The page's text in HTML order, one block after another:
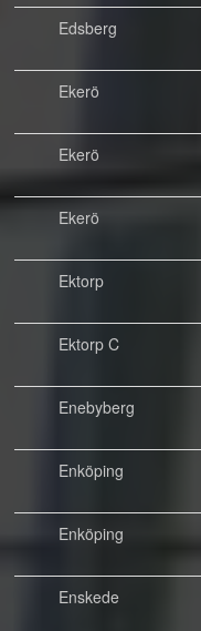
Edsberg
Ekerö
Ekerö
Ekerö
Ektorp
Ektorp C
Enebyberg
Enköping
Enköping
Enskede